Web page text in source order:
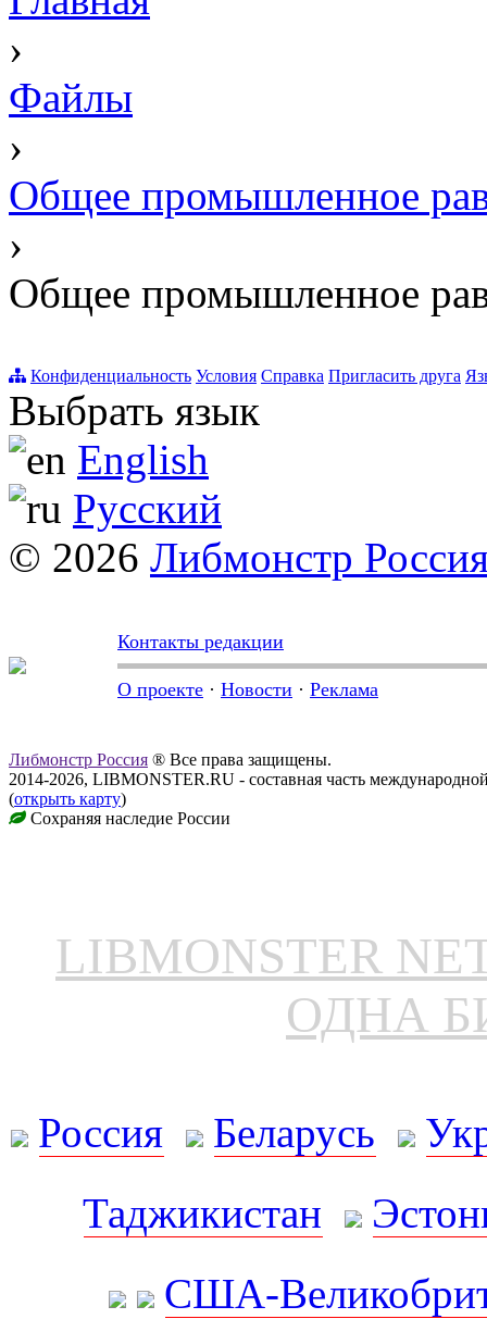
›
Файлы
›
Общее промышленное
›
Общее промышленное
Конфиденциальность Условия Справка Пригласить друга
Выбрать язык
English
Русский
© 2026 Либмонстр
Контакты редакции
О проекте · Новости · Реклама
Либмонстр Россия ® Все права защищены.
2014-2026, LIBMONSTER.RU - составная часть
(открыть карту)
Сохраняя наследие России
LIBMONSTER
ОДНА
Россия Беларусь
Таджикистан
США-